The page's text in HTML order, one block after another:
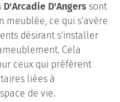
D'Arcadie D'Angers sont
meublée, ce qui s'avère
désirant s'installer
Cela
ceux qui préfèrent
liées à
de vie.